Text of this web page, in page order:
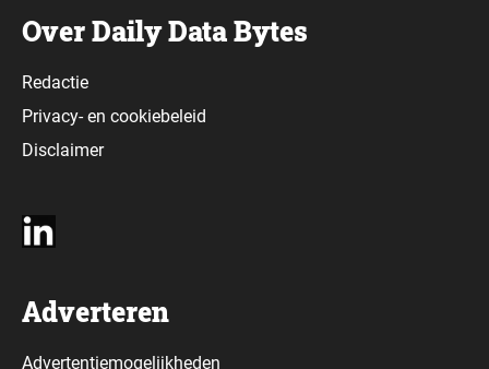
Over Daily Data Bytes
Redactie
Privacy-en cookiebeleid
Disclaimer
Adverteren
Advertentiemogelijkheden